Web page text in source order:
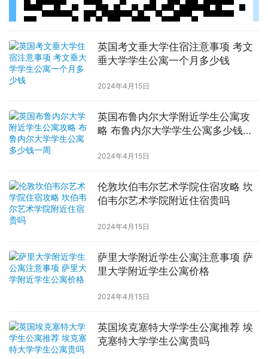
英国考文垂大学住宿注意事项 考文
垂大学学生公寓一个月多少钱
2024年4月15日
英国布鲁内尔大学附近学生公寓攻
略 布鲁内尔大学学生公寓多少钱一
2024年4月15日
伦敦坎伯韦尔艺术学院住宿攻略 坎
伯韦尔艺术学院附近住宿贵吗
2024年4月15日
萨里大学附近学生公寓注意事项 萨
里大学附近学生公寓价格
2024年4月15日
英国埃克塞特大学学生公寓推荐 埃
克塞特大学学生公寓贵吗